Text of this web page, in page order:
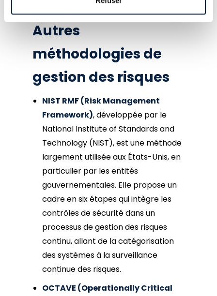
Autres
méthodologies de
gestion des risques
NIST RMF (Risk Management
Framework), développée par le
National Institute of Standards and
Technology (NIST), est une méthode
largement utilisée aux États-Unis, en
particulier par les entités
gouvernementales. Elle propose un
cadre en six étapes qui intègre les
contrôles de sécurité dans un
processus de gestion des risques
continu, allant de la catégorisation
des systèmes à la surveillance
continue des risques.
OCTAVE (Operationally Critical